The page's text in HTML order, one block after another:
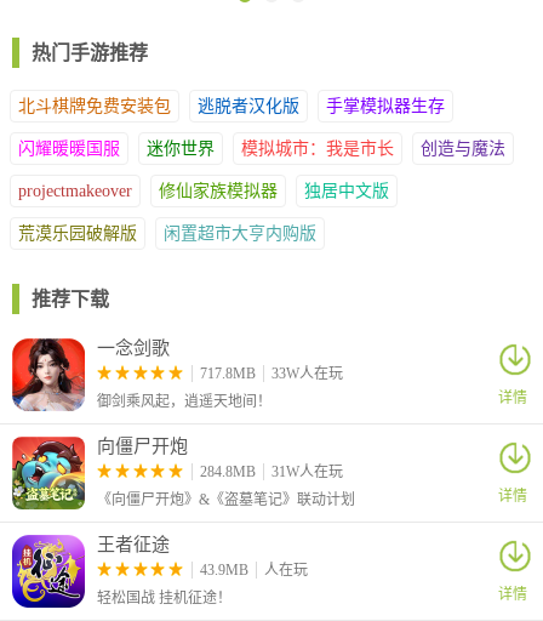
3、咱们先点击故事模式然后进行料理教学。
热门手游推荐
北斗棋牌免费安装包 逃脱者汉化版 手掌模拟器生存
闪耀暖暖国服 迷你世界 模拟城市：我是市长 创造与魔法
projectmakeover 修仙家族模拟器 独居中文版
荒漠乐园破解版 闲置超市大亨内购版
推荐下载
一念剑歌
717.8MB
33W人在玩
御剑乘风起，逍遥天地间！
详情
向僵尸开炮
284.8MB
31W人在玩
《向僵尸开炮》&《盗墓笔记》联动计划
详情
王者征途
43.9MB
人在玩
轻松国战 挂机征途！
详情